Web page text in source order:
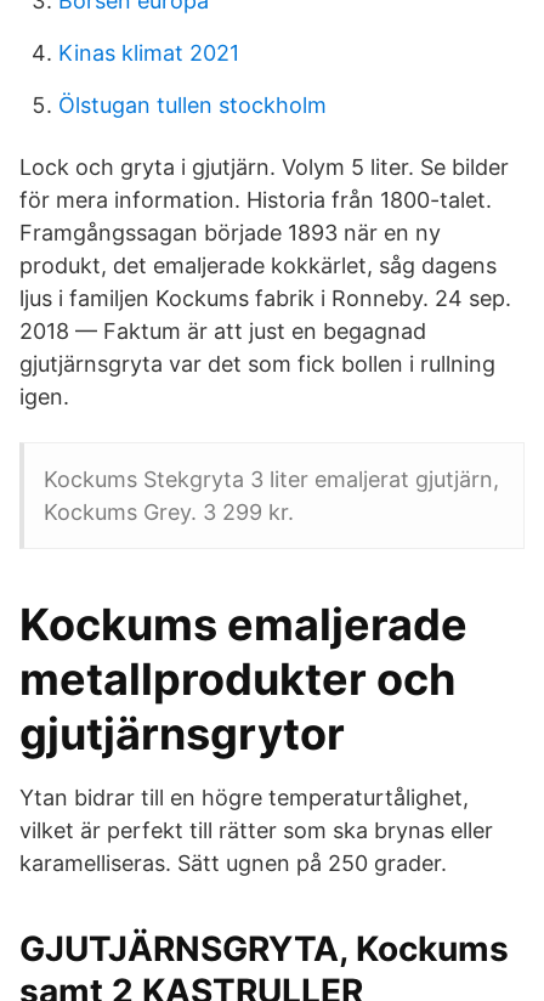
Kinas klimat 2021
Ölstugan tullen stockholm
Lock och gryta i gjutjärn. Volym 5 liter. Se bilder
för mera information. Historia från 1800-talet.
Framgångssagan började 1893 när en ny
produkt, det emaljerade kokkärlet, såg dagens
ljus i familjen Kockums fabrik i Ronneby. 24 sep.
2018 — Faktum är att just en begagnad
gjutjärnsgryta var det som fick bollen i rullning
igen.
Kockums Stekgryta 3 liter emaljerat gjutjärn,
Kockums Grey. 3 299 kr.
Kockums emaljerade
metallprodukter och
gjutjärnsgrytor
Ytan bidrar till en högre temperaturtålighet,
vilket är perfekt till rätter som ska brynas eller
karamelliseras. Sätt ugnen på 250 grader.
GJUTJÄRNSGRYTA, Kockums
samt 2 KASTRULLER